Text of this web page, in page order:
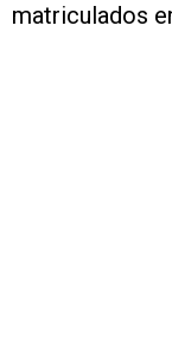
matriculados